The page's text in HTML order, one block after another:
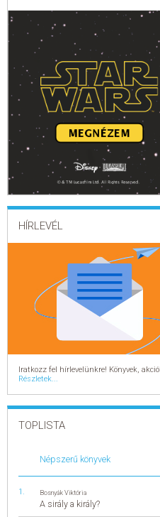
HÍRLEVÉL
Iratkozz fel hírlevelünkre! Könyvek,
Részletek...
TOPLISTA
Népszerű könyvek
Bosnyák Viktória
A sirály a király?